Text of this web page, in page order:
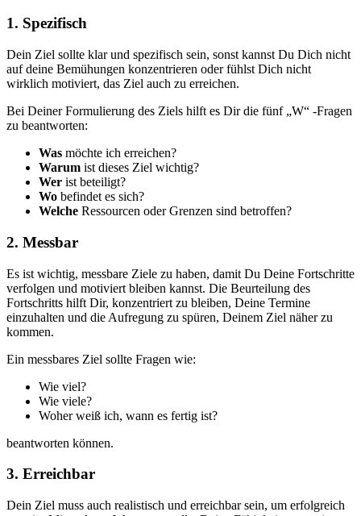
1. Spezifisch
Dein Ziel sollte klar und spezifisch sein, sonst kannst Du Dich nicht
auf deine Bemühungen konzentrieren oder fühlst Dich nicht
wirklich motiviert, das Ziel auch zu erreichen.
Bei Deiner Formulierung des Ziels hilft es Dir die fünf „W“ -Fragen
zu beantworten:
Was möchte ich erreichen?
Warum ist dieses Ziel wichtig?
Wer ist beteiligt?
Wo befindet es sich?
Welche Ressourcen oder Grenzen sind betroffen?
2. Messbar
Es ist wichtig, messbare Ziele zu haben, damit Du Deine Fortschritte
verfolgen und motiviert bleiben kannst. Die Beurteilung des
Fortschritts hilft Dir, konzentriert zu bleiben, Deine Termine
einzuhalten und die Aufregung zu spüren, Deinem Ziel näher zu
kommen.
Ein messbares Ziel sollte Fragen wie:
Wie viel?
Wie viele?
Woher weiß ich, wann es fertig ist?
beantworten können.
3. Erreichbar
Dein Ziel muss auch realistisch und erreichbar sein, um erfolgreich